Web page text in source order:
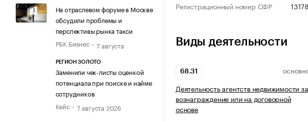
На отраслевом форуме в Москве
обсудили проблемы и
перспективы рынка такси
РБК Бизнес
7 августа
РЕГИОН ЗОЛОТО
Заменили чек-листы оценкой
потенциала при поиске и найме
сотрудников
Кейс
7 августа 2026
Регистрационный номер СФР
Виды деятельности
68.31
Деятельность агентств недвижимости за
вознаграждение или на договорной
основе